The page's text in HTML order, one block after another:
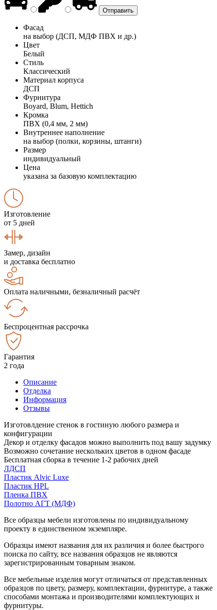
Фасад
на выбор (ДСП, МДФ ПВХ и др.)
Цвет
Белый
Стиль
Классический
Материал корпуса
ДСП
Фурнитура
Boyard, Blum, Hettich
Кромка
ПВХ (0,4 мм, 2 мм)
Внутреннее наполнение
на выбор (полки, корзины, штанги)
Размер
индивидуальный
Цена
указана за базовую комплектацию
Изготовление
от 5 дней
Замер, дизайн
и доставка бесплатно
Оплата наличными, безналичный расчёт
Беспроцентная рассрочка
Гарантия
2 года
Описание
Отделка
Информация
Отзывы
Изготовлдение стенок в гостиную любого размера и
конфигурации
Декор и отделку фасадов можно выполнить под вашу задумку
Возможно сочетание нескольких цветов в одном фасаде
Бесплатная сборка в течение 1-2 рабочих дней
ЛДСП
Пластик Alvic Luxe
Пластик HPL
Пленка ПВХ
Полотно АГТ (МДФ)
Все образцы мебели изготовлены по индивидуальному
проекту в единственном экземпляре.
Образцы имеют названия для их различия и более быстрого
поиска по сайту, все названия образцов не являются
зарегистрированным товарным знаком.
Все мебельные изделия могут отличаться от представленных
образцов по цвету, размеру, комплектации, фурнитуре, а также
способами монтажа и производителями комплектующих и
фурнитуры.